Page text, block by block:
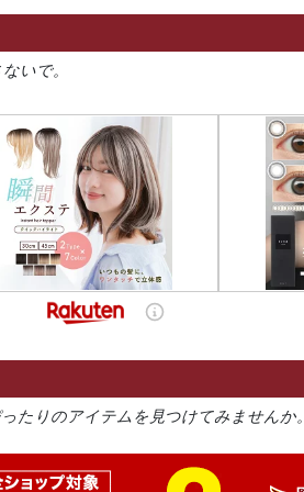
いで。
たりのアイテムを見つけてみませんか。